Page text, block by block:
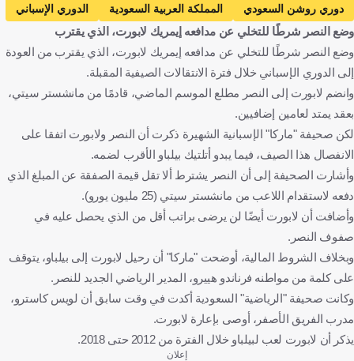
دوري روشن السعودي المملكة العربية السعودية
الدوري الإسباني
إسبانيا
أتلتيك بيلباو النصر
ايميريك لابورت
الإنتقالات
كرة قدم
وضع النصر شرطًا للتخلي عن مدافعه إيمريك لابورت، الذي يقترب
وضع النصر شرطًا للتخلي عن مدافعه إيمريك لابورت، الذي يقترب من العودة
إلى الدوري الإسباني خلال فترة الانتقالات الصيفية المقبلة.
وانضم لابورت إلى النصر مطلع الموسم الماضي، قادمًا من مانشستر سيتي،
بعقد يمتد لعامين إضافيين.
لكن صحيفة "ماركا" الإسبانية الشهيرة ذكرت أن النصر ولابورت اتفقا على
الانفصال هذا الصيف، فيما يبدو أتلتيك بيلباو الأقرب لضمه.
وأشارت الصحيفة إلى أن النصر يشترط ألا تقل قيمة الصفقة عن المبلغ الذي
دفعه لاستقدام اللاعب من مانشستر سيتي (25 مليون يورو).
وأضافت أن لابورت أيضًا لن يرضى براتب أقل من الذي يحصل عليه في
صفوف النصر.
وبخلاف الشروط المالية، أوضحت "ماركا" أن رحيل لابورت إلى بيلباو، يتوقف
على كلمة من مواطنه فرناندو هييرو، المدير الرياضي الجديد للنصر.
وكانت صحيفة "الرياضية" السعودية أكدت في وقت سابق أن لويس كاسترو،
مدرب الفريق الأصفر، أوصى بإعارة لابورت.
يذكر أن لابورت لعب لبيلباو خلال الفترة من 2012 حتى 2018.
إعلان